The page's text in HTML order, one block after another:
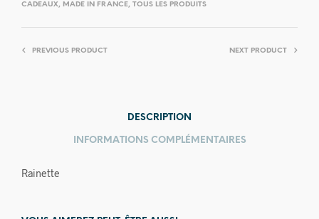
CADEAUX, MADE IN FRANCE, TOUS LES PRODUITS
PREVIOUS PRODUCT NEXT PRODUCT
DESCRIPTION
INFORMATIONS COMPLÉMENTAIRES
Rainette